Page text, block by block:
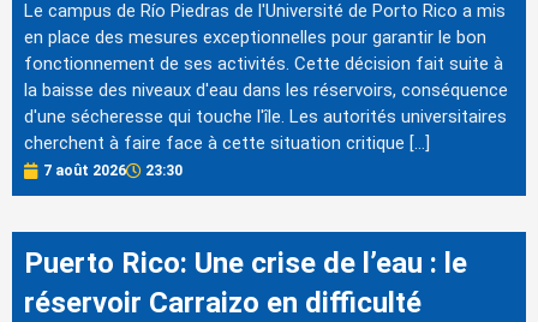
Le campus de Río Piedras de l'Université de Porto Rico a mis
en place des mesures exceptionnelles pour garantir le bon
fonctionnement de ses activités. Cette décision fait suite à
la baisse des niveaux d'eau dans les réservoirs, conséquence
d'une sécheresse qui touche l'île. Les autorités universitaires
cherchent à faire face à cette situation critique […]
7 août 2026 23:30
Puerto Rico: Une crise de l’eau : le
réservoir Carraizo en difficulté